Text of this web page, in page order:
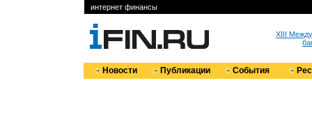
интернет финансы
XIII
Новости Публикации События